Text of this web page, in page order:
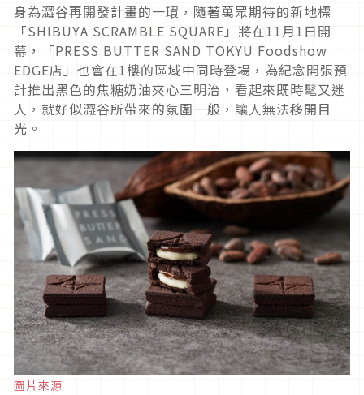
身為澀谷再開發計畫的一環，隨著萬眾期待的新地標
「SHIBUYA SCRAMBLE SQUARE」將在11月1日開
幕，「PRESS BUTTER SAND TOKYU Foodshow
EDGE店」也會在1樓的區域中同時登場，為紀念開張預
計推出黑色的焦糖奶油夾心三明治，看起來既時髦又迷
人，就好似澀谷所帶來的氛圍一般，讓人無法移開目
光。
圖片來源